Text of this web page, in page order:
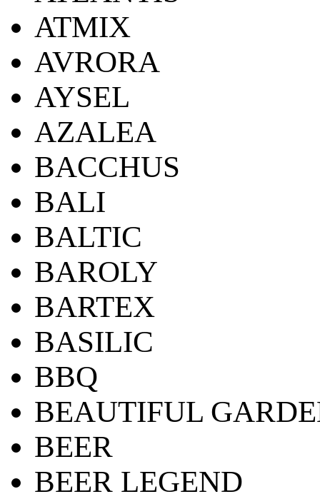
ATMIX
AVRORA
AYSEL
AZALEA
BACCHUS
BALI
BALTIC
BAROLY
BARTEX
BASILIC
BBQ
BEAUTIFUL
BEER
BEER LEGEND